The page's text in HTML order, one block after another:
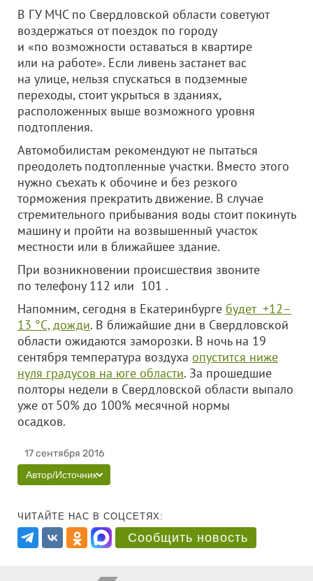
В ГУ МЧС по Свердловской области советуют
воздержаться от поездок по городу
и «по возможности оставаться в квартире
или на работе». Если ливень застанет вас
на улице, нельзя спускаться в подземные
переходы, стоит укрыться в зданиях,
расположенных выше возможного уровня
подтопления.
Автомобилистам рекомендуют не пытаться
преодолеть подтопленные участки. Вместо этого
нужно съехать к обочине и без резкого
торможения прекратить движение. В случае
стремительного прибывания воды стоит покинуть
машину и пройти на возвышенный участок
местности или в ближайшее здание.
При возникновении происшествия звоните
по телефону 112 или 101 .
Напомним, сегодня в Екатеринбурге будет +12–
13 °C, дожди. В ближайшие дни в Свердловской
области ожидаются заморозки. В ночь на 19
сентября температура воздуха опустится ниже
нуля градусов на юге области. За прошедшие
полторы недели в Свердловской области выпало
уже от 50% до 100% месячной нормы
осадков.
17 сентября 2016
Автор/Источник
ЧИТАЙТЕ НАС В СОЦСЕТЯХ:
Сообщить новость